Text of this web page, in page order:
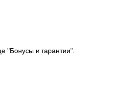
"Бонусы и гарантии".